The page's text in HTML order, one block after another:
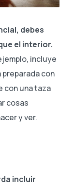
debes
el interior.
incluye
con
con una taza
cosas
y ver.
incluir